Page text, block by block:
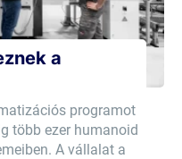
a
programot
több ezer humanoid
A vállalat a